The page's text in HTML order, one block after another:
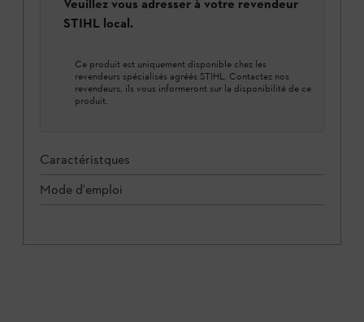
Veuillez vous adresser à votre revendeur
STIHL local.
Ce produit est uniquement disponible chez les
revendeurs spécialisés agréés STIHL. Contactez nos
revendeurs, ils vous informeront sur la disponibilité de ce
produit.
Caractéristques
Mode d'emploi